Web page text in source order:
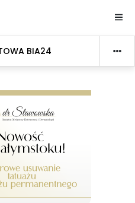
BIA24